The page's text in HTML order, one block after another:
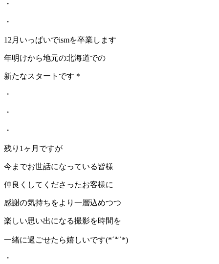
・
・
12月いっぱいでismを卒業します
年明けから地元の北海道での
新たなスタートです＊
・
・
・
残り1ヶ月ですが
今までお世話になっている皆様
仲良くしてくださったお客様に
感謝の気持ちをより一層込めつつ
楽しい思い出になる撮影を時間を
一緒に過ごせたら嬉しいです(*´꒳`*)
・